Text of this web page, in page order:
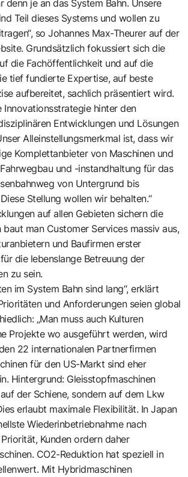
denn je an das System Bahn. Unsere
Teil dieses Systems und wollen zu
so Johannes Max-Theurer auf der
Grundsätzlich fokussiert sich die
die Fachöffentlichkeit und auf die
tief fundierte Expertise, auf beste
aufbereitet, sachlich präsentiert wird.
Innovationsstrategie hinter den
Entwicklungen und Lösungen
Alleinstellungsmerkmal ist, dass wir
Komplettanbieter von Maschinen und
und -instandhaltung für das
von Untergrund bis
Stellung wollen wir behalten.“
auf allen Gebieten sichern die
baut man Customer Services massiv aus,
und Baufirmen erster
die lebenslange Betreuung der
zu sein.
im System Bahn sind lang“, erklärt
und Anforderungen seien global
„Man muss auch Kulturen
Projekte wo ausgeführt werden, wird
22 internationalen Partnerfirmen
für den US-Markt sind eher
Hintergrund: Gleisstopfmaschinen
der Schiene, sondern auf dem Lkw
erlaubt maximale Flexibilität. In Japan
Wiederinbetriebnahme nach
Kunden ordern daher
CO2-Reduktion hat speziell in
Mit Hybridmaschinen